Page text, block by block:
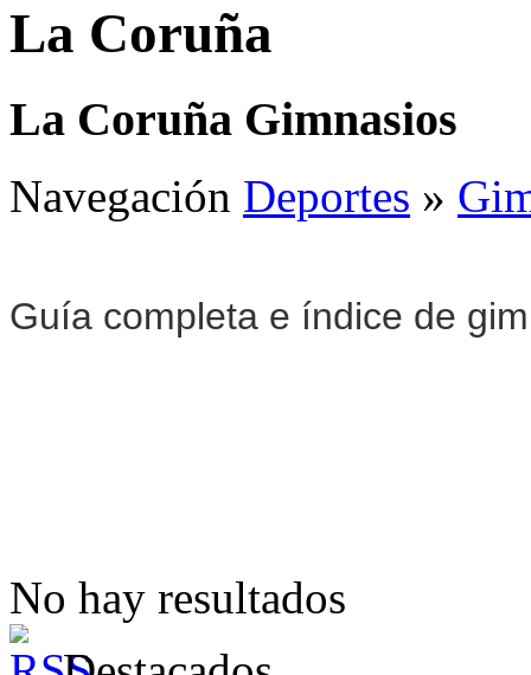
La Coruña
La Coruña Gimnasios
Navegación Deportes »
Guía completa e índice de
No hay resultados